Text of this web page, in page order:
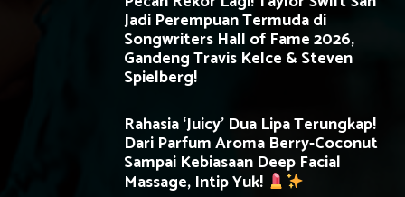
Jadi Perempuan Termuda di
Songwriters Hall of Fame 2026,
Gandeng Travis Kelce & Steven
Spielberg!
Rahasia ‘Juicy’ Dua Lipa Terungkap!
Dari Parfum Aroma Berry-Coconut
Sampai Kebiasaan Deep Facial
Massage, Intip Yuk!